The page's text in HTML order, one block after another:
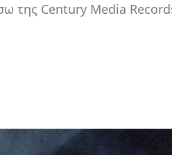
της Century Media